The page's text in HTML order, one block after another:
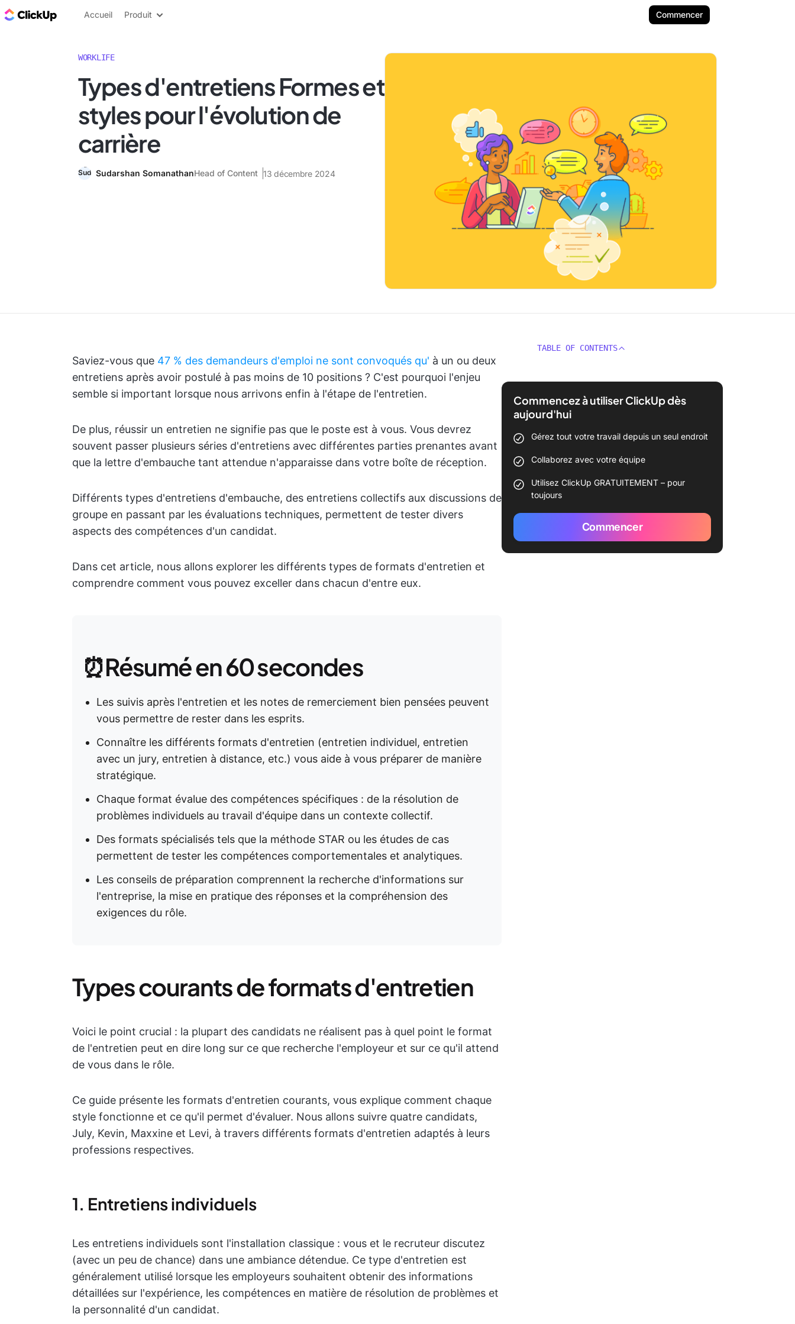
ClickUp Blog
Accueil Produit Commencer
WORKLIFE
Types d'entretiens Formes et
styles pour l'évolution de
carrière
Sudarshan SomanathanHead of Content 13 décembre 2024
Saviez-vous que 47 % des demandeurs d'emploi ne sont convoqués qu' à un ou deux
entretiens après avoir postulé à pas moins de 10 positions ? C'est pourquoi l'enjeu
semble si important lorsque nous arrivons enfin à l'étape de l'entretien.
De plus, réussir un entretien ne signifie pas que le poste est à vous. Vous devrez
souvent passer plusieurs séries d'entretiens avec différentes parties prenantes avant
que la lettre d'embauche tant attendue n'apparaisse dans votre boîte de réception.
Différents types d'entretiens d'embauche, des entretiens collectifs aux discussions de
groupe en passant par les évaluations techniques, permettent de tester divers
aspects des compétences d'un candidat.
Dans cet article, nous allons explorer les différents types de formats d'entretien et
comprendre comment vous pouvez exceller dans chacun d'entre eux.
⏰Résumé en 60 secondes
Les suivis après l'entretien et les notes de remerciement bien pensées peuvent
vous permettre de rester dans les esprits.
Connaître les différents formats d'entretien (entretien individuel, entretien
avec un jury, entretien à distance, etc.) vous aide à vous préparer de manière
stratégique.
Chaque format évalue des compétences spécifiques : de la résolution de
problèmes individuels au travail d'équipe dans un contexte collectif.
Des formats spécialisés tels que la méthode STAR ou les études de cas
permettent de tester les compétences comportementales et analytiques.
Les conseils de préparation comprennent la recherche d'informations sur
l'entreprise, la mise en pratique des réponses et la compréhension des
exigences du rôle.
Types courants de formats d'entretien
Voici le point crucial : la plupart des candidats ne réalisent pas à quel point le format
de l'entretien peut en dire long sur ce que recherche l'employeur et sur ce qu'il attend
de vous dans le rôle.
Ce guide présente les formats d'entretien courants, vous explique comment chaque
style fonctionne et ce qu'il permet d'évaluer. Nous allons suivre quatre candidats,
July, Kevin, Maxxine et Levi, à travers différents formats d'entretien adaptés à leurs
professions respectives.
1. Entretiens individuels
Les entretiens individuels sont l'installation classique : vous et le recruteur discutez
(avec un peu de chance) dans une ambiance détendue. Ce type d'entretien est
généralement utilisé lorsque les employeurs souhaitent obtenir des informations
détaillées sur l'expérience, les compétences en matière de résolution de problèmes et
la personnalité d'un candidat.
TABLE OF CONTENTS
Commencez à utiliser ClickUp dès
aujourd'hui
Gérez tout votre travail depuis un seul endroit
Collaborez avec votre équipe
Utilisez ClickUp GRATUITEMENT – pour
toujours
Commencer